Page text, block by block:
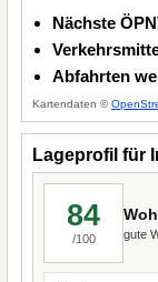
Nächste
Abfahrten
Kartendaten ©
Lageprofil für
84
/100 gute